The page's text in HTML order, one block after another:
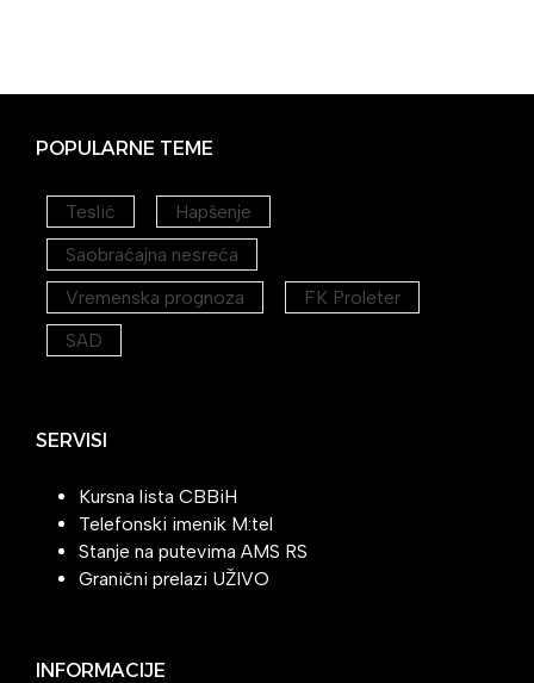
POPULARNE TEME
Teslić
Hapšenje
Saobraćajna nesreća
Vremenska prognoza
FK Proleter
SAD
SERVISI
Kursna lista CBBiH
Telefonski imenik M:tel
Stanje na putevima AMS RS
Granični prelazi UŽIVO
INFORMACIJE